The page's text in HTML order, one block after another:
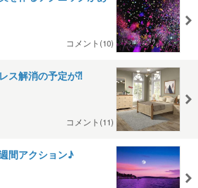
コメント(10)
ス解消の予定が⁈
コメント(11)
間アクション♪